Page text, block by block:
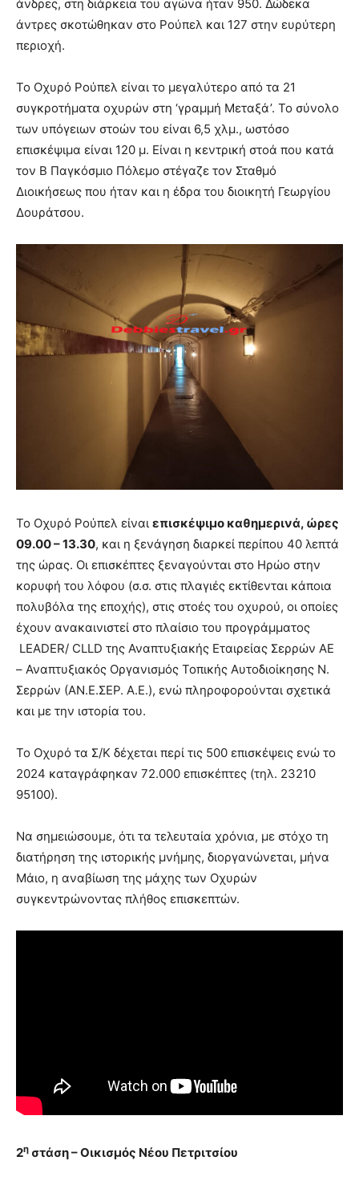
άνδρες, στη διάρκεια του αγώνα ήταν 950. Δώδεκα
άντρες σκοτώθηκαν στο Ρούπελ και 127 στην ευρύτερη
περιοχή.
Το Οχυρό Ρούπελ είναι το μεγαλύτερο από τα 21
συγκροτήματα οχυρών στη ‘γραμμή Μεταξά’. Το σύνολο
των υπόγειων στοών του είναι 6,5 χλμ., ωστόσο
επισκέψιμα είναι 120 μ. Είναι η κεντρική στοά που κατά
τον Β Παγκόσμιο Πόλεμο στέγαζε τον Σταθμό
Διοικήσεως που ήταν και η έδρα του διοικητή Γεωργίου
Δουράτσου.
Το Οχυρό Ρούπελ είναι επισκέψιμο καθημερινά, ώρες
09.00 – 13.30, και η ξενάγηση διαρκεί περίπου 40 λεπτά
της ώρας. Οι επισκέπτες ξεναγούνται στο Ηρώο στην
κορυφή του λόφου (σ.σ. στις πλαγιές εκτίθενται κάποια
πολυβόλα της εποχής), στις στοές του οχυρού, οι οποίες
έχουν ανακαινιστεί στο πλαίσιο του προγράμματος
LEADER/ CLLD της Αναπτυξιακής Εταιρείας Σερρών ΑΕ
– Αναπτυξιακός Οργανισμός Τοπικής Αυτοδιοίκησης Ν.
Σερρών (ΑΝ.Ε.ΣΕΡ. Α.Ε.), ενώ πληροφορούνται σχετικά
και με την ιστορία του.
Το Οχυρό τα Σ/Κ δέχεται περί τις 500 επισκέψεις ενώ το
2024 καταγράφηκαν 72.000 επισκέπτες (τηλ. 23210
95100).
Να σημειώσουμε, ότι τα τελευταία χρόνια, με στόχο τη
διατήρηση της ιστορικής μνήμης, διοργανώνεται, μήνα
Μάιο, η αναβίωση της μάχης των Οχυρών
συγκεντρώνοντας πλήθος επισκεπτών.
2η στάση – Οικισμός Νέου Πετριτσίου